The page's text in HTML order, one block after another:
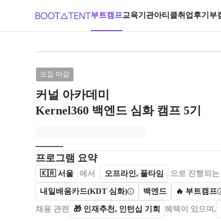
부트캠프교육기관아티클취업후기 부
모집 마감
커널 아카데미
Kernel360 백엔드 심화 캠프 5기
브랜드: 커널 아카데미, 과정명:
모집개요
프로그램 요약
캠프를 운영하거나 참여하는 회사 정보를 카드 형태
🇰🇷서울 에서 오프라인, 풀타임 으로 진행되는
내일배움카드(KDT 심화) 백엔드 🔥 부트캠프
채용 관련 🎁 인재추천, 인턴십 기회 혜택이 있으며,